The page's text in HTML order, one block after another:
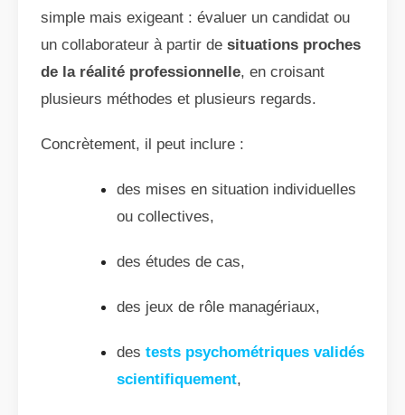
simple mais exigeant : évaluer un candidat ou
un collaborateur à partir de situations proches
de la réalité professionnelle, en croisant
plusieurs méthodes et plusieurs regards.
Concrètement, il peut inclure :
des mises en situation individuelles
ou collectives,
des études de cas,
des jeux de rôle managériaux,
des tests psychométriques validés
scientifiquement,